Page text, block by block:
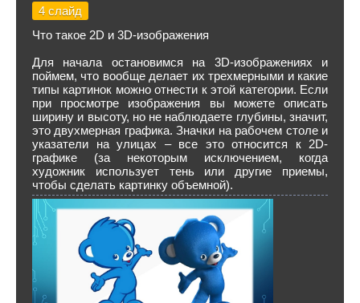
4 слайд
Что такое 2D и 3D-изображения
Для начала остановимся на 3D-изображениях и
поймем, что вообще делает их трехмерными и какие
типы картинок можно отнести к этой категории. Если
при просмотре изображения вы можете описать
ширину и высоту, но не наблюдаете глубины, значит,
это двухмерная графика. Значки на рабочем столе и
указатели на улицах – все это относится к 2D-
графике (за некоторым исключением, когда
художник использует тень или другие приемы,
чтобы сделать картинку объемной).